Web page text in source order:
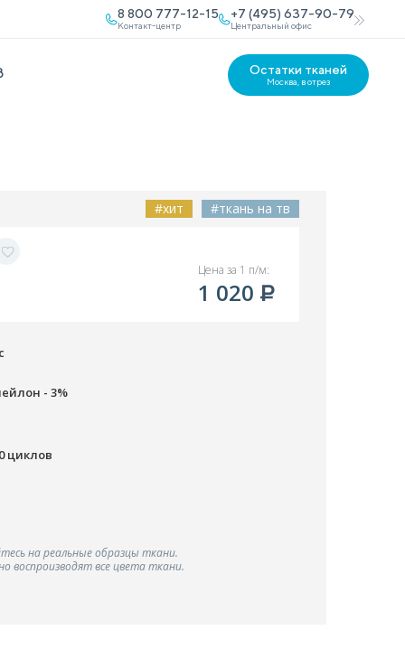
8 800 777-12-15
Контакт-центр
+7 (495) 637-90-79
Центральный офис
Остатки тканей
Москва, в отрез
#хит #ткань на тв
Цена за 1 п/м:
1 020
- 3%
циклов
на реальные образцы ткани.
воспроизводят все цвета ткани.